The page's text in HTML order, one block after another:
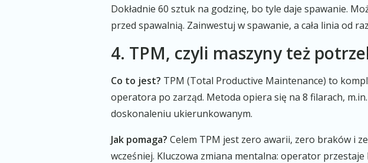
Dokładnie 60 sztuk na godzinę, bo tyle daje spawanie.
przed spawalnią. Zainwestuj w spawanie, a cała linia od
4. TPM, czyli maszyny też
Co to jest? TPM (Total Productive Maintenance) to
operatora po zarząd. Metoda opiera się na 8 filarach,
doskonaleniu ukierunkowanym.
Jak pomaga? Celem TPM jest zero awarii, zero braków i
wcześniej. Kluczowa zmiana mentalna: operator